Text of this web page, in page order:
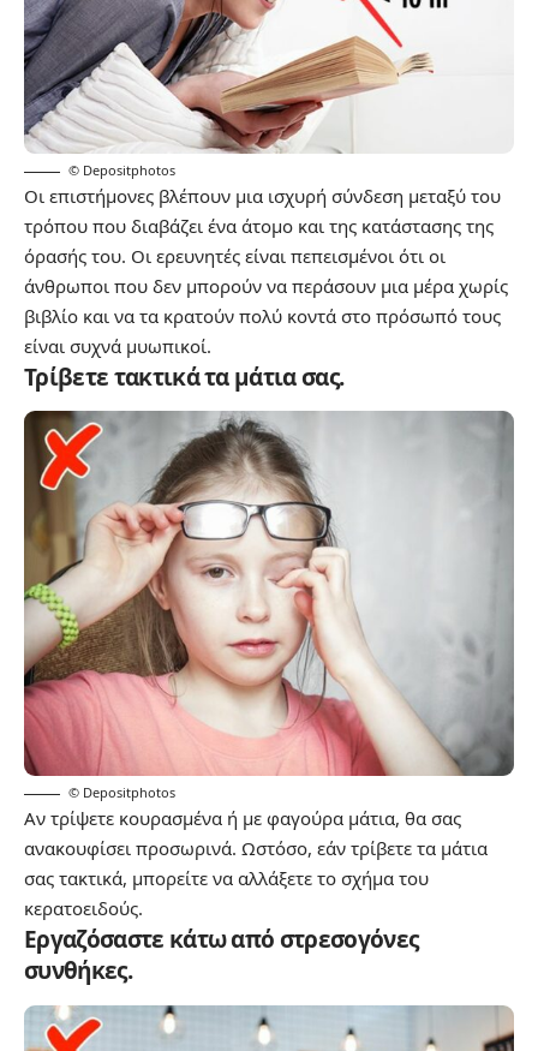
© Depositphotos
Οι επιστήμονες βλέπουν μια ισχυρή σύνδεση μεταξύ του
τρόπου που διαβάζει ένα άτομο και της κατάστασης της
όρασής του. Οι ερευνητές είναι πεπεισμένοι ότι οι
άνθρωποι που δεν μπορούν να περάσουν μια μέρα χωρίς
βιβλίο και να τα κρατούν πολύ κοντά στο πρόσωπό τους
είναι συχνά μυωπικοί.
Τρίβετε τακτικά τα μάτια σας.
© Depositphotos
Αν τρίψετε κουρασμένα ή με φαγούρα μάτια, θα σας
ανακουφίσει προσωρινά. Ωστόσο, εάν τρίβετε τα μάτια
σας τακτικά, μπορείτε να αλλάξετε το σχήμα του
κερατοειδούς.
Εργαζόσαστε κάτω από στρεσογόνες
συνθήκες.